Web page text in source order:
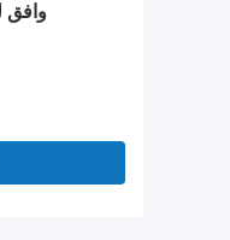
وافق